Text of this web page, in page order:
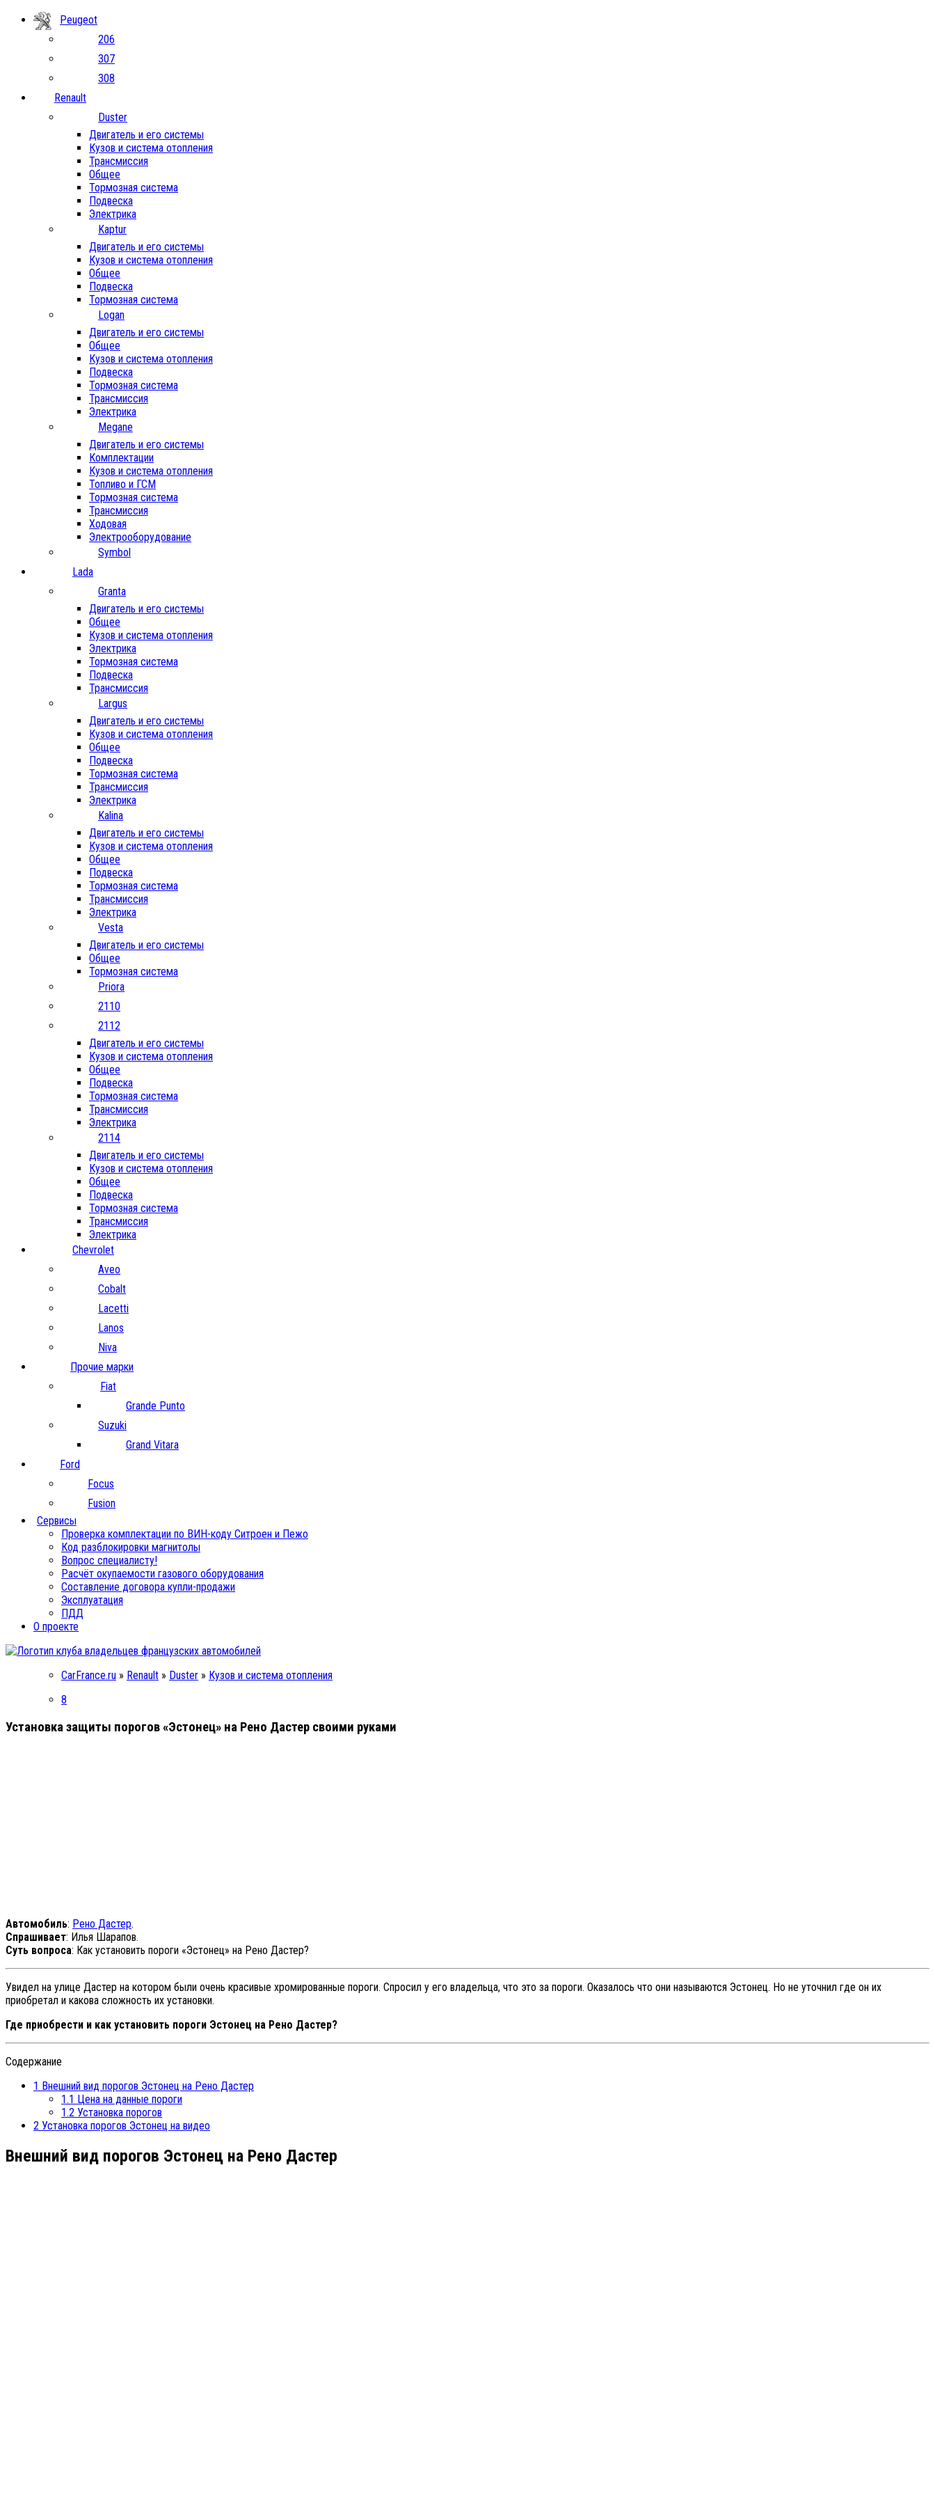
Peugeot
206
307
308
Renault
Duster
Двигатель и его системы
Кузов и система отопления
Трансмиссия
Общее
Тормозная система
Подвеска
Электрика
Kaptur
Двигатель и его системы
Кузов и система отопления
Общее
Подвеска
Тормозная система
Logan
Двигатель и его системы
Общее
Кузов и система отопления
Подвеска
Тормозная система
Трансмиссия
Электрика
Megane
Двигатель и его системы
Комплектации
Кузов и система отопления
Топливо и ГСМ
Тормозная система
Трансмиссия
Ходовая
Электрооборудование
Symbol
Lada
Granta
Двигатель и его системы
Общее
Кузов и система отопления
Электрика
Тормозная система
Подвеска
Трансмиссия
Largus
Двигатель и его системы
Кузов и система отопления
Общее
Подвеска
Тормозная система
Трансмиссия
Электрика
Kalina
Двигатель и его системы
Кузов и система отопления
Общее
Подвеска
Тормозная система
Трансмиссия
Электрика
Vesta
Двигатель и его системы
Общее
Тормозная система
Priora
2110
2112
Двигатель и его системы
Кузов и система отопления
Общее
Подвеска
Тормозная система
Трансмиссия
Электрика
2114
Двигатель и его системы
Кузов и система отопления
Общее
Подвеска
Тормозная система
Трансмиссия
Электрика
Chevrolet
Aveo
Cobalt
Lacetti
Lanos
Niva
Прочие марки
Fiat
Grande Punto
Suzuki
Grand Vitara
Ford
Focus
Fusion
Сервисы
Проверка комплектации по ВИН-коду Ситроен и Пежо
Код разблокировки магнитолы
Вопрос специалисту!
Расчёт окупаемости газового оборудования
Составление договора купли-продажи
Эксплуатация
ПДД
О проекте
CarFrance.ru » Renault » Duster » Кузов и система отопления
8
Установка защиты порогов «Эстонец» на Рено Дастер своими руками
Автомобиль: Рено Дастер.
Спрашивает: Илья Шарапов.
Суть вопроса: Как установить пороги «Эстонец» на Рено Дастер?
Увидел на улице Дастер на котором были очень красивые хромированные пороги. Спросил у его владельца, что это за пороги. Оказалось что они называются Эстонец. Но не уточнил где он их
приобретал и какова сложность их установки.
Где приобрести и как установить пороги Эстонец на Рено Дастер?
Содержание
1 Внешний вид порогов Эстонец на Рено Дастер
1.1 Цена на данные пороги
1.2 Установка порогов
2 Установка порогов Эстонец на видео
Внешний вид порогов Эстонец на Рено Дастер